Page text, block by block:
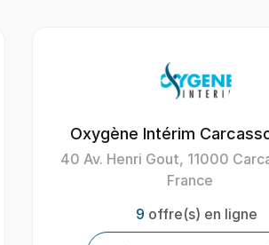
3 Rue